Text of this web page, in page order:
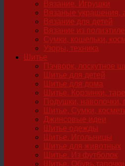
Вязание. Игрушки
Вязаные украшения,
Вязание для детей
Вязание из
Сумки, кошельки,
Узоры, техника
Шитье
Пэчворк, лоскутное
Шитье для детей
Шитье для дома
Шитье. Корзинки,
Подушки, наволочки,
Шитье. Сумки,
Джинсовые идеи
Шитье одежды
Шитье. Игольницы
Шитье для животных
Шитье. Из футболок
Шитье. Обувь,тапочки